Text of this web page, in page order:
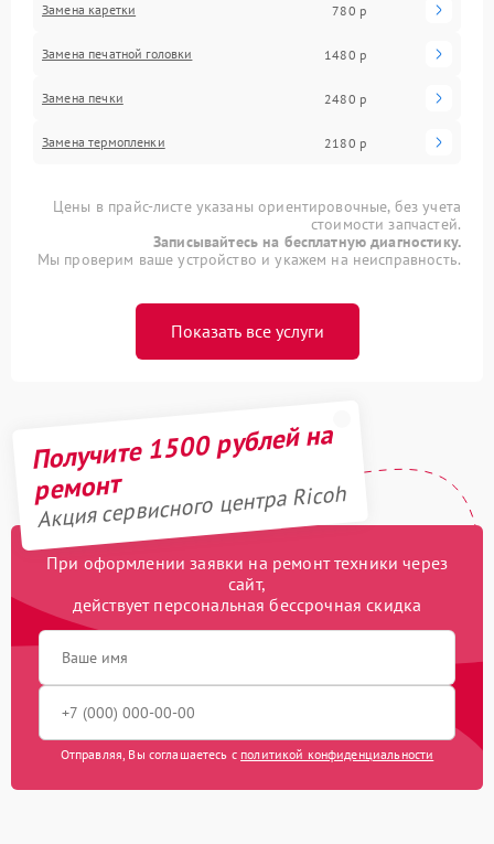
Замена каретки 780 р
Замена печатной головки 1480 р
Замена печки 2480 р
Замена термопленки 2180 р
Цены в прайс-листе указаны ориентировочные, без учета
стоимости запчастей.
Записывайтесь на бесплатную диагностику.
Мы проверим ваше устройство и укажем на неисправность.
Показать все услуги
Получите 1500 рублей на
ремонт
Акция сервисного центра Ricoh
При оформлении заявки на ремонт техники через
сайт,
действует персональная бессрочная скидка
Отправляя, Вы соглашаетесь с политикой конфиденциальности